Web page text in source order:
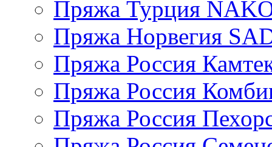
Пряжа Турция
Пряжа Норвегия
Пряжа Россия
Пряжа Россия
Пряжа Россия